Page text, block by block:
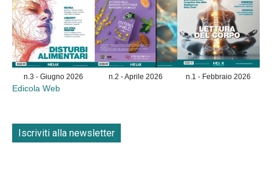
n.3 - Giugno 2026 n.2 - Aprile 2026 n.1 - Febbraio 2026
Edicola Web
Iscriviti alla newsletter